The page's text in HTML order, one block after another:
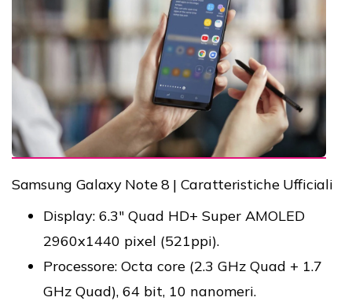
Samsung Galaxy Note 8 | Caratteristiche Ufficiali
Display: 6.3" Quad HD+ Super AMOLED
2960x1440 pixel (521ppi).
Processore: Octa core (2.3 GHz Quad + 1.7
GHz Quad), 64 bit, 10 nanomeri.